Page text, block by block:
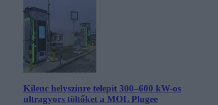
Kilenc helyszínre telepít 300–600 kW-os
ultragyors töltőket a MOL Plugee